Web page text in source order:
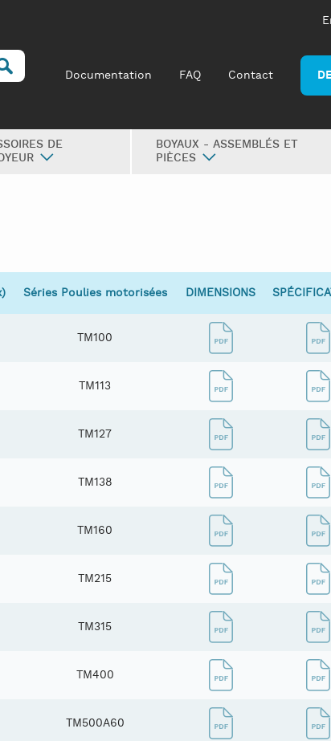
Documentation FAQ Contact
DE
BOYAUX - ASSEMBLÉS ET
PIÈCES
Séries Poulies motorisées DIMENSIONS
TM100
TM113
TM127
TM138
TM160
TM215
TM315
TM400
TM500A60